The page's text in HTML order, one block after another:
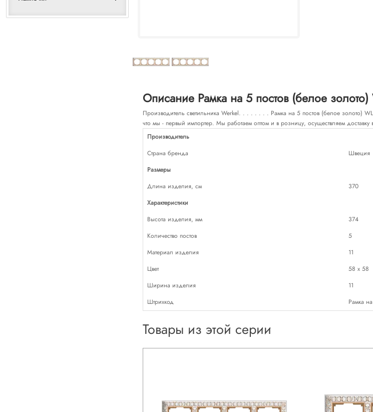
Описание Рамка на 5 постов (белое
Производитель светильника Werkel. . . . . . . . Рамка на 5 постов (белое золото)
что мы - первый импортер. Мы работаем оптом и в розницу, осуществляем доставку
Производитель
Страна бренда
Швеция
Размеры
Длина изделия, см
370
Характеристики
Высота изделия, мм
374
Количество постов
5
Материал изделия
11
Цвет
58 х 58
Ширина изделия
11
Штрихкод
Рамка
Товары из этой серии